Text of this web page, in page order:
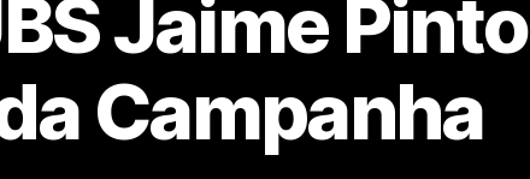
Jaime Pinto
Campanha